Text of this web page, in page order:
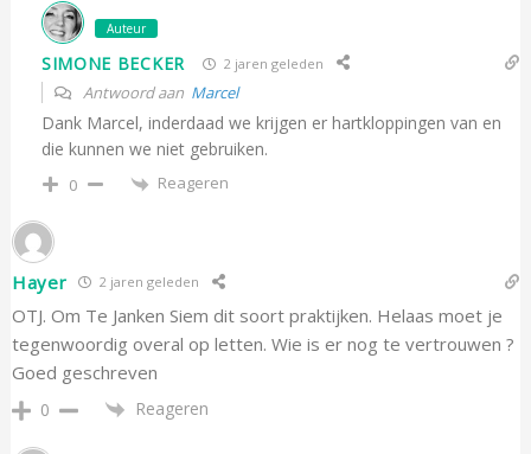
Auteur
SIMONE BECKER 2 jaren geleden
Antwoord aan Marcel
Dank Marcel, inderdaad we krijgen er hartkloppingen van en
die kunnen we niet gebruiken.
0 Reageren
Hayer 2 jaren geleden
OTJ. Om Te Janken Siem dit soort praktijken. Helaas moet je
tegenwoordig overal op letten. Wie is er nog te vertrouwen ?
Goed geschreven
0 Reageren